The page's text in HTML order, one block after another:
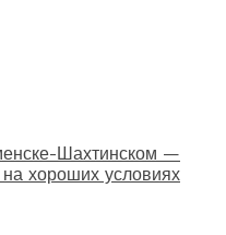
Шахтинском —
хороших условиях